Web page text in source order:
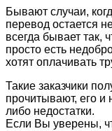
Бывают случаи,
перевод остается
всегда бывает так,
просто есть
хотят оплачивать
Такие заказчики
прочитывают, его и
либо недостатки.
Если Вы уверены,